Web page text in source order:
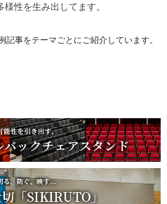
性を生み出してます。
事をテーマごとにご紹介しています。